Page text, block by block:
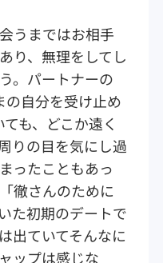
うまではお相手
り、無理をしてし
。パートナーの
の自分を受け止め
も、どこか遠く
りの目を気にし過
ったこともあっ
徹さんのために
た初期のデートで
出ていてそんなに
ップは感じな